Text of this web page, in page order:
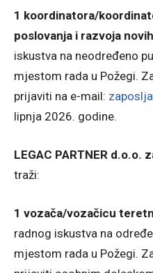
1 koordinatora/
poslovanja i razvoja
iskustva na neodređeno
mjestom rada u Požegi.
prijaviti na e-mail:
lipnja 2026. godine.
LEGAC PARTNER d.o.o.
traži:
1 vozača/vozačicu
radnog iskustva na
mjestom rada u Požegi.